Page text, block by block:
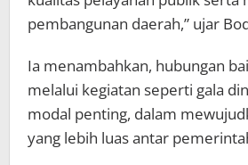
pembangunan daerah,” ujar
Ia menambahkan, hubungan
melalui kegiatan seperti gala
modal penting, dalam
yang lebih luas antar